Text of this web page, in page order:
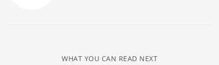
WHAT YOU CAN READ NEXT